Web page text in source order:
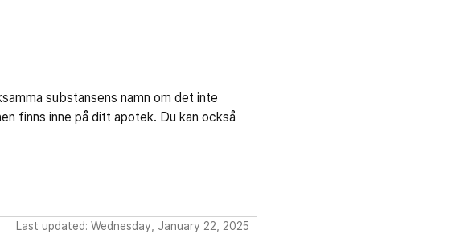
substansens namn om det inte
finns inne på ditt apotek. Du kan också
Last updated: Wednesday, January 22, 2025